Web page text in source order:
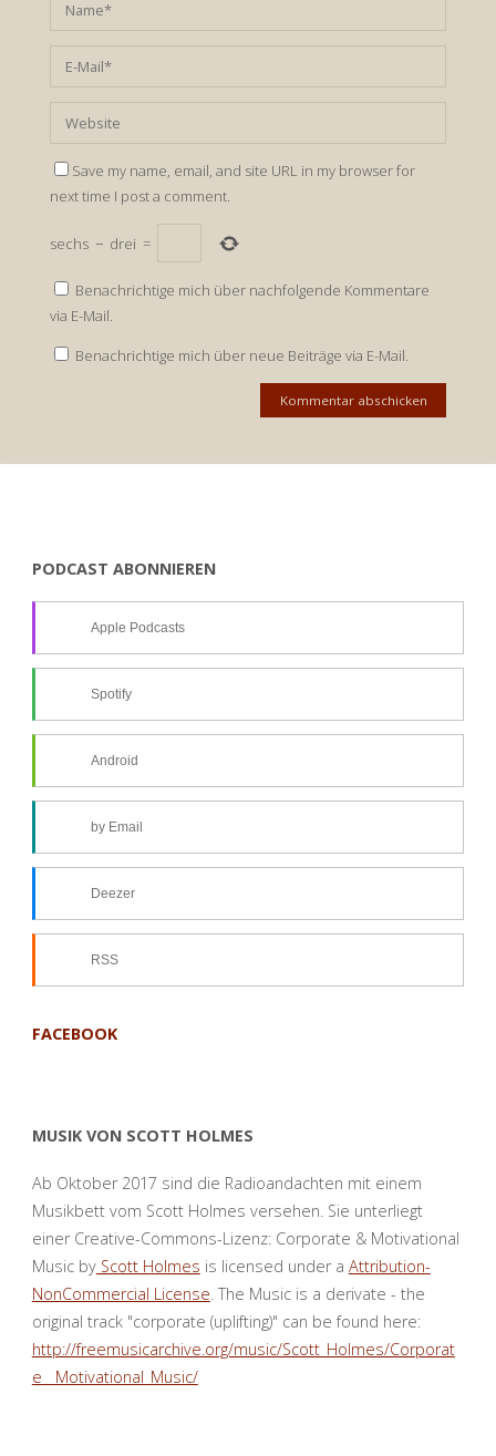
Save my name, email, and site URL in my browser for
next time I post a comment.
sechs − drei =
Benachrichtige mich über nachfolgende Kommentare
via E-Mail.
Benachrichtige mich über neue Beiträge via E-Mail.
PODCAST ABONNIEREN
Apple Podcasts
Spotify
Android
by Email
Deezer
RSS
FACEBOOK
MUSIK VON SCOTT HOLMES
Ab Oktober 2017 sind die Radioandachten mit einem
Musikbett vom Scott Holmes versehen. Sie unterliegt
einer Creative-Commons-Lizenz: Corporate & Motivational
Music byScott Holmes is licensed under a Attribution-
NonCommercial License . The Music is a derivate - the
original track "corporate (uplifting)" can be found here:
http://freemusicarchive.org/music/Scott_Holmes/Corporat
e__Motivational_Music/